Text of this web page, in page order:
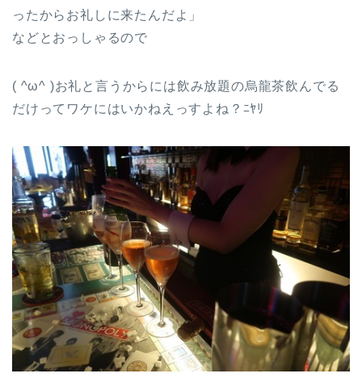
ったからお礼しに来たんだよ」
などとおっしゃるので
( ^ω^ )お礼と言うからには飲み放題の烏龍茶飲んでる
だけってワケにはいかねえっすよね？ﾆﾔﾘ